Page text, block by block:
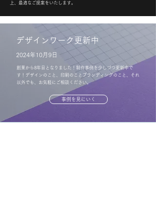
上、最適なご提案をいたします。
​デザインワーク更新中
2024年10月9日
創業から8年目となりました！制作事例を少しづつ更新中で
す！デザインのこと、印刷のことブランディングのこと、それ
以外でも、お気軽にご相談ください。
事例を見にいく